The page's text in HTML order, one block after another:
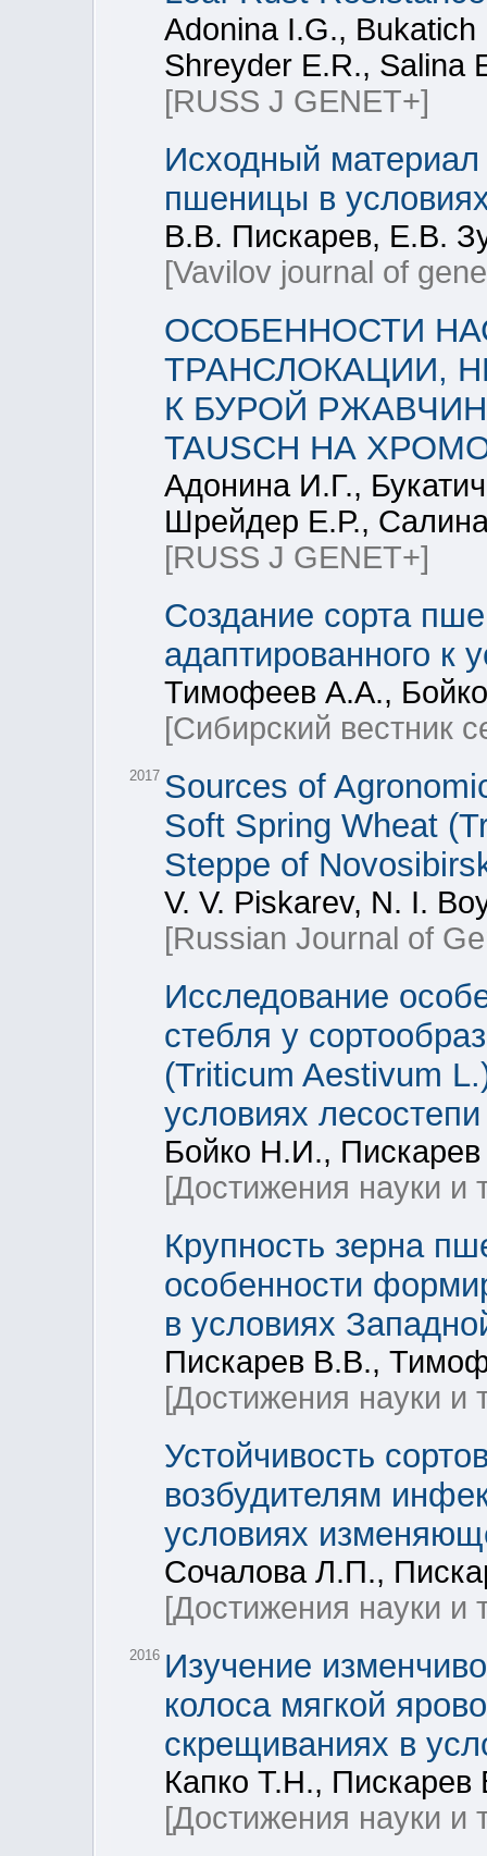
Adonina I.G., Bukatich
Shreyder E.R., Salina
[RUSS J GENET+]
Исходный материал
пшеницы в
В.В. Пискарев, Е.В.
[Vavilov journal of
ОСОБЕННОСТИ
ТРАНСЛОКАЦИИ,
К БУРОЙ
TAUSCH НА
Адонина И.Г.,
Шрейдер Е.Р.,
[RUSS J GENET+]
Создание сорта
адаптированного к
Тимофеев А.А.,
[Сибирский вестник
2017 Sources of
Soft Spring Wheat
Steppe of
V. V. Piskarev, N. I.
[Russian Journal of
Исследование
стебля у
(Triticum Aestivum
условиях
Бойко Н.И.,
[Достижения науки и
Крупность зерна
особенности
в условиях
Пискарев В.В.,
[Достижения науки и
Устойчивость
возбудителям
условиях
Сочалова Л.П.,
[Достижения науки и
2016 Изучение
колоса мягкой
скрещиваниях в
Капко Т.Н.,
[Достижения науки и